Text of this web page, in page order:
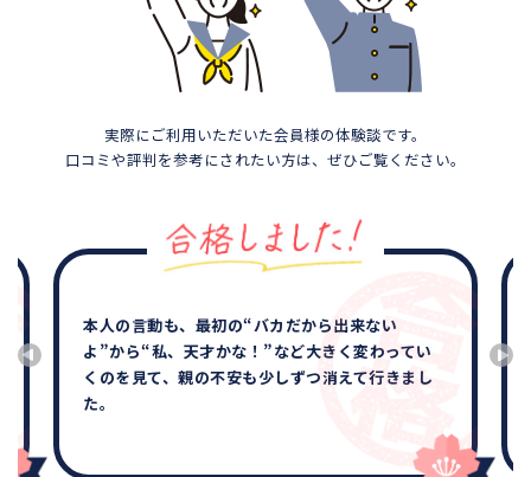
実際にご利用いただいた会員様の体験談です。
口コミや評判を参考にされたい方は、ぜひご覧ください。
本人の言動も、最初の“バカだから出来ない
よ”から“私、天才かな！”など大きく変わってい
くのを見て、親の不安も少しずつ消えて行きまし
た。